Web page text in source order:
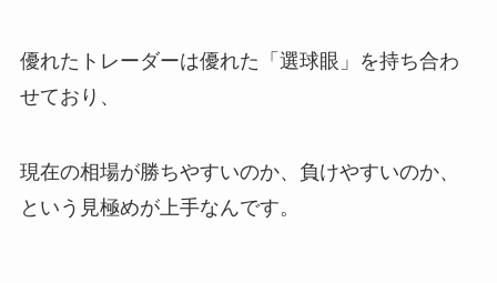
優れたトレーダーは優れた「選球眼」を持ち合わ
せており、
現在の相場が勝ちやすいのか、負けやすいのか、
という見極めが上手なんです。